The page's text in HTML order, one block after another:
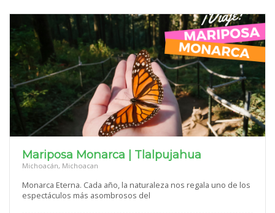
Mariposa Monarca | Tlalpujahua
Michoacán, Michoacan
Monarca Eterna. Cada año, la naturaleza nos regala uno de los
espectáculos más asombrosos del